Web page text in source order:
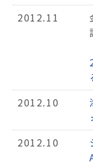
2012.11
2012.10
2012.10